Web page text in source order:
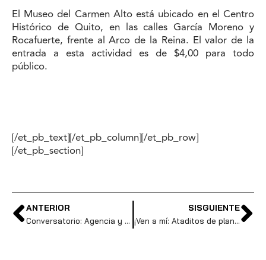
El Museo del Carmen Alto está ubicado en el Centro
Histórico de Quito, en las calles García Moreno y
Rocafuerte, frente al Arco de la Reina. El valor de la
entrada a esta actividad es de $4,00 para todo
público.
[/et_pb_text][/et_pb_column][/et_pb_row]
[/et_pb_section]
ANTERIOR
Conversatorio: Agencia y Participación Femenina: Reflexiones desde la historia y el género.
SISGUIENTE
¡Ven a mí: Ataditos de plantas para el amor y la amistad!